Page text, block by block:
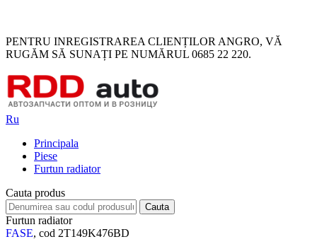
PENTRU INREGISTRAREA CLIENȚILOR ANGRO, VĂ
RUGĂM SĂ SUNAȚI PE NUMĂRUL 0685 22 220.
Ru
Principala
Piese
Furtun radiator
Cauta produs
Furtun radiator
FASE, cod 2T149K476BD